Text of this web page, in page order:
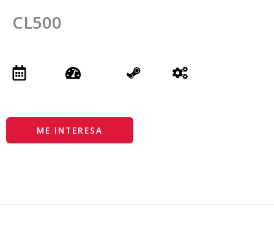
CL500
ME INTERESA